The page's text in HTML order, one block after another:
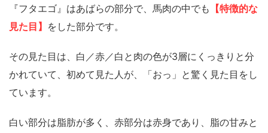
『フタエゴ』はあばらの部分で、馬肉の中でも 【特徴的な
見た目】 をした部分です。
その見た目は、白／赤／白と肉の色が3層にくっきりと分
かれていて、初めて見た人が、「おっ」と驚く見た目をし
ています。
白い部分は脂肪が多く、赤部分は赤身であり、脂の甘みと